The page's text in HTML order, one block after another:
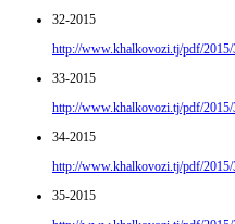
32-2015
http://www.khalkovozi.tj/pdf/
33-2015
http://www.khalkovozi.tj/pdf/
34-2015
http://www.khalkovozi.tj/pdf/
35-2015